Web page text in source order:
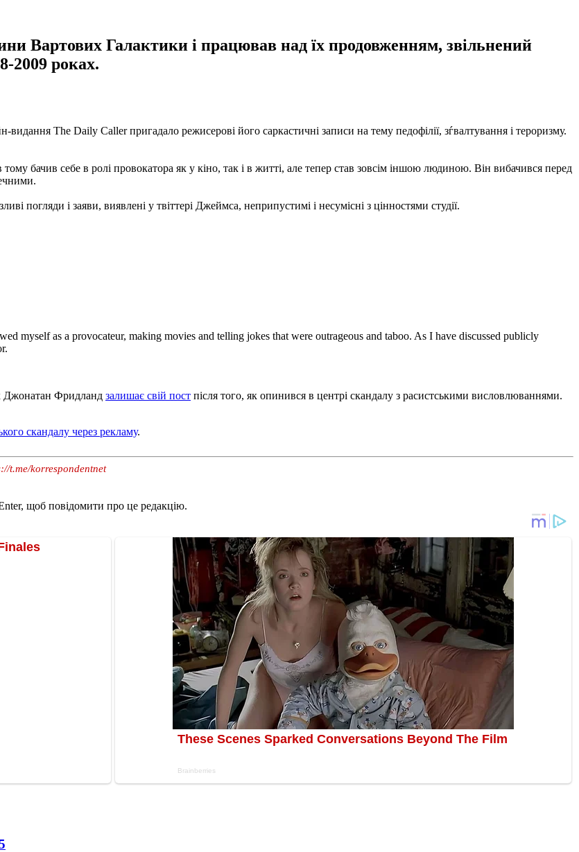
Вартових Галактики і працював над їх продовженням, звільнений
2009 роках.
The Daily Caller пригадало режисерові його саркастичні записи на тему педофілії, зѓвалтування і тероризму.
бачив себе в ролі провокатора як у кіно, так і в житті, але тепер став зовсім іншою людиною. Він вибачився перед
і заяви, виявлені у твіттері Джеймса, неприпустимі і несумісні з цінностями студії.
myself as a provocateur, making movies and telling jokes that were outrageous and taboo. As I have discussed publicly
Джонатан Фридланд залишає свій пост після того, як опинився в центрі скандалу з расистськими висловлюваннями.
скандалу через рекламу.
t.me/korrespondentnet
щоб повідомити про це редакцію.